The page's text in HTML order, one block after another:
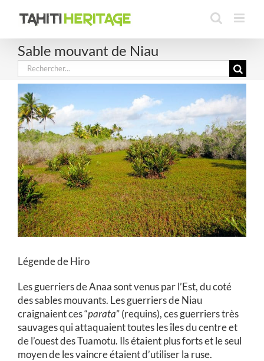
Sable mouvant de Niau
Rechercher:
Légende de Hiro
Les guerriers de Anaa sont venus par l’Est, du coté
des sables mouvants. Les guerriers de Niau
craignaient ces “parata” (requins), ces guerriers très
sauvages qui attaquaient toutes les îles du centre et
de l’ouest des Tuamotu. Ils étaient plus forts et le seul
moyen de les vaincre étaient d’utiliser la ruse.